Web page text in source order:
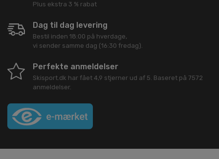
Plus ekstra 3 % rabat
Dag til dag levering
Bestil inden 18:00 på hverdage,
vi sender samme dag (16:30 fredag).
Perfekte anmeldelser
Skisport.dk har fået 4,9 stjerner ud af 5. Baseret på 7572
anmeldelser.